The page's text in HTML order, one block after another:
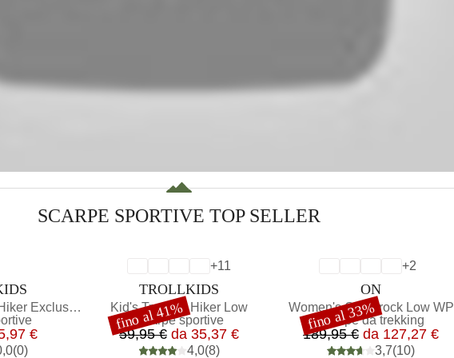
SCARPE SPORTIVE TOP SELLER
Exclusive
ridotto
€
(0)
+11
MARCHIO
TROLLKIDS
Articolo
Kid's Tronfjell Hiker Low
Gruppo di prodotti
Scarpe sportive
Prezzo
59,95 € Prezzo ridotto
da 35,37 €
4,0(8)
Sconto
fino al 41%
+2
MARCHIO
ON
Articolo
Women's Cloudrock Low WP
Gruppo di prodotti
Scarpe da trekking
Prezzo
189,95 € Prezzo ridotto
da 127,27 €
3,7(10)
Sconto
fino al 33%